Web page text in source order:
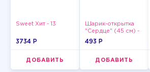
Sweet Хит - 13
3734 P
ДОБАВИТЬ
Шарик-открытка
"Сердце" (45 см) -
2
493 P
ДОБАВИТЬ